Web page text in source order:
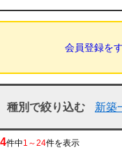
会員登録を
種別で絞り込む 新築
件中1～24件を表示